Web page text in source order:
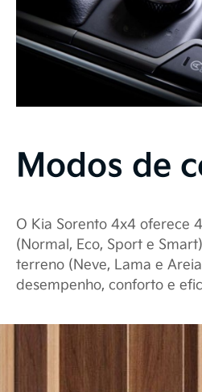
Modos de
O Kia Sorento 4x4 oferece
(Normal, Eco, Sport e
terreno (Neve, Lama e
desempenho, conforto e